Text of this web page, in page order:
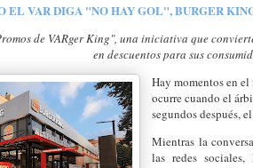
EL VAR DIGA "NO HAY GOL", BURGER
de VARger King", una iniciativa que
en descuentos para sus
Hay momentos en
ocurre cuando el
segundos después,
Mientras la
las redes